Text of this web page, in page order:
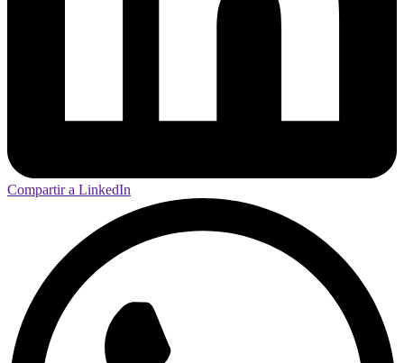
Compartir a LinkedIn